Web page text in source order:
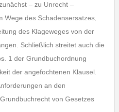
– zu Unrecht –
Wege des Schadensersatzes,
des Klageweges von der
Schließlich streitet auch die
1 der Grundbuchordnung
der angefochtenen Klausel.
an den
von Gesetzes